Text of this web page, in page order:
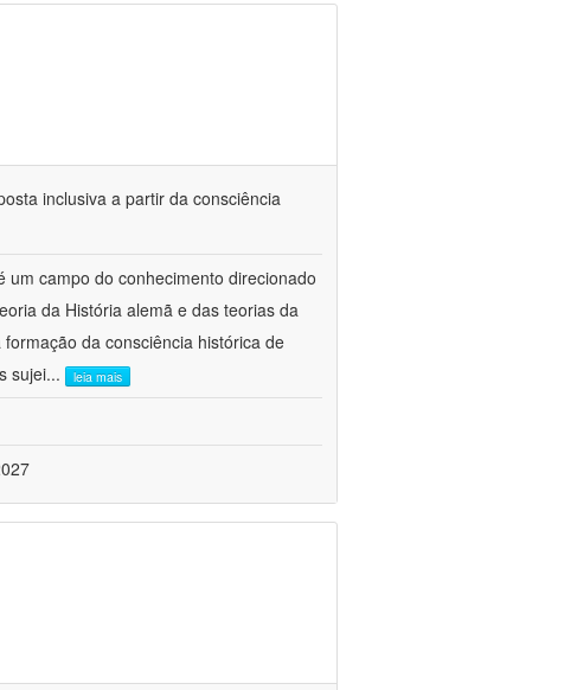
inclusiva a partir da consciência
campo do conhecimento direcionado
da História alemã e das teorias da
da consciência histórica de
sujei... leia mais